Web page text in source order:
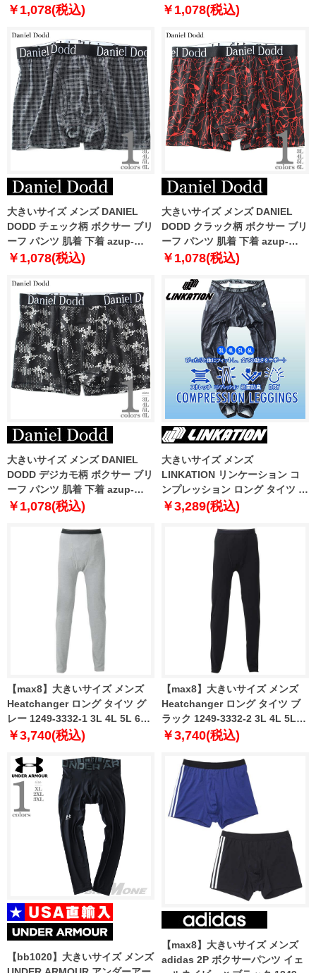
￥1,078(税込)
239071c
￥1,078(税込)
大きいサイズ メンズ DANIEL
DODD チェック柄 ボクサー ブリ
ーフ パンツ 肌着 下着 azup-
239072c
￥1,078(税込)
大きいサイズ メンズ DANIEL
DODD クラック柄 ボクサー ブリ
ーフ パンツ 肌着 下着 azup-
239073c
￥1,078(税込)
大きいサイズ メンズ DANIEL
DODD デジカモ柄 ボクサー ブリ
ーフ パンツ 肌着 下着 azup-
239074c
￥1,078(税込)
大きいサイズ メンズ
LINKATION リンケーション コ
ンプレッション ロング タイツ レ
ギンス ストレッチ 抗菌防臭 吸汗
ア lkit-239002
￥3,289(税込)
【max8】大きいサイズ メンズ
Heatchanger ロング タイツ グ
レー 1249-3332-1 3L 4L 5L 6L
7L 8L
￥3,740(税込)
【max8】大きいサイズ メンズ
Heatchanger ロング タイツ ブ
ラック 1249-3332-2 3L 4L 5L
6L 7L 8L
￥3,740(税込)
【bb1020】大きいサイズ メンズ
【max8】大きいサイズ メンズ
adidas 2P ボクサーパンツ イェ